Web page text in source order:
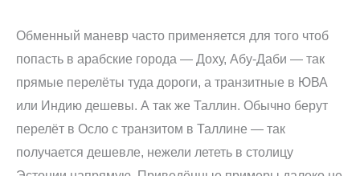
Обменный маневр часто применяется для того чтоб
попасть в арабские города — Доху, Абу-Даби — так
прямые перелёты туда дороги, а транзитные в ЮВА
или Индию дешевы. А так же Таллин. Обычно берут
перелёт в Осло с транзитом в Таллине — так
получается дешевле, нежели лететь в столицу